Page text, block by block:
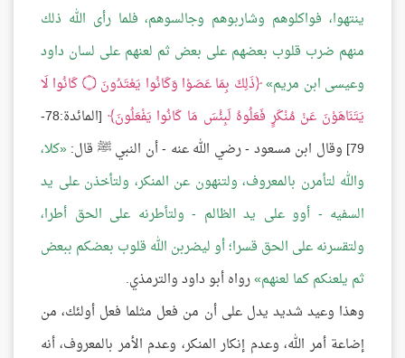
ينتهوا، فواكلوهم وشاربوهم وجالسوهم، فلما رأى الله ذلك
منهم ضرب قلوب بعضهم على بعض ثم لعنهم على لسان داود
وعيسى ابن مريم
ذَلِكَ بِمَا عَصَوْا وَكَانُوا يَعْتَدُونَ ۝ كَانُوا لَا
يَتَنَاهَوْنَ عَنْ مُنْكَرٍ فَعَلُوهُ لَبِئْسَ مَا كَانُوا يَفْعَلُونَ
[المائدة:78-
79] وقال ابن مسعود - رضي الله عنه - أن النبي ﷺ قال:
كلا،
والله لتأمرن بالمعروف، ولتنهون عن المنكر، ولتأخذن على يد
السفيه - أوو على يد الظالم - ولتأطرنه على الحق أطرا،
ولتقسرنه على الحق قسرا؛ أو ليضربن الله قلوب بعضكم ببعض
ثم يلعنكم كما لعنهم رواه أبو داود والترمذي.
وهذا وعيد شديد يدل على أن من فعل مثلما فعل أولئك، من
إضاعة أمر الله، وعدم إنكار المنكر، وعدم الأمر بالمعروف، أنه